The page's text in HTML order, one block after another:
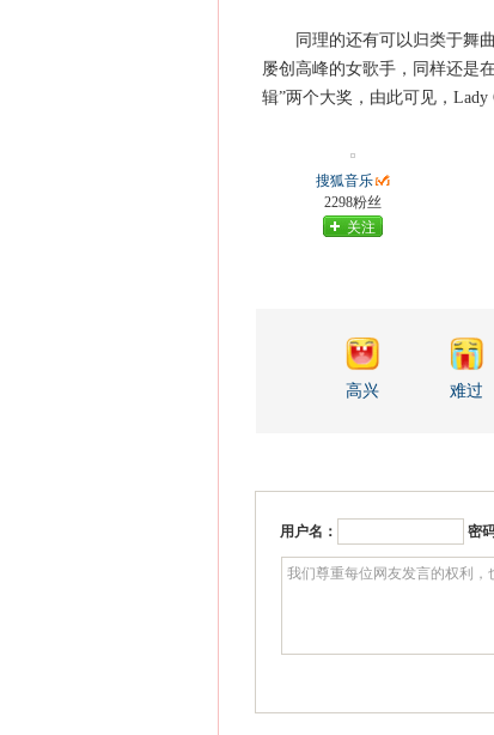
同理的还有可以归类于舞曲
屡创高峰的女歌手，同样还是
辑”两个大奖，由此可见，Lady
搜狐音乐
2298粉丝
关注
高兴 难过
用户名： 密